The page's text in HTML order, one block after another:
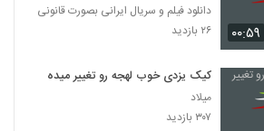
۰۰:۵۹
دانلود فیلم و سریال ایرانی بصورت قانونی
۲۶ بازدید
کیک یزدی خوب لهجه رو تغییر میده
میلاد
۳۰۷ بازدید